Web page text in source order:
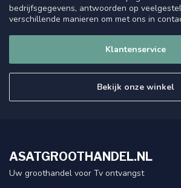
bedrijfsgegevens, antwoorden op
verschillende manieren om met ons in
Klantenservice
Bekijk onze winkel
ASATGROOTHANDEL.NL
Uw groothandel voor Tv ontvangst